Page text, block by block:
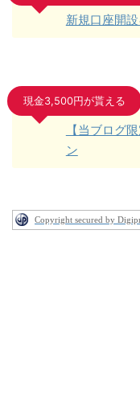
新規口座開
現金3,500円が貰える
【当ブログ
ン
Copyright secured by